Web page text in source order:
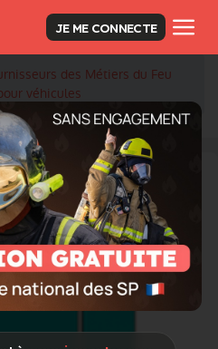
JE ME CONNECTE
des Métiers du Feu
véhicules